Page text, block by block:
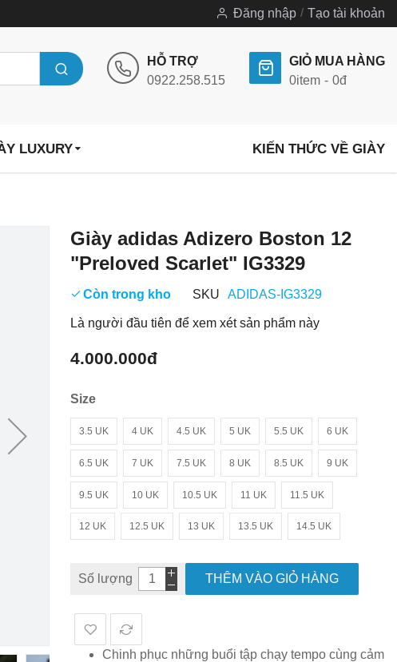
Đăng nhập Tạo tài khoản
HỖ TRỢ
0922.258.515
GIỎ MUA HÀNG
0item 0đ
LUXURY KIẾN THỨC VỀ GIÀY
Giày adidas Adizero Boston 12
"Preloved Scarlet" IG3329
Còn trong kho SKU ADIDAS-IG3329
Là người đầu tiên để xem xét sản phẩm này
4.000.000đ
Size
3.5 UK 4 UK 4.5 UK 5 UK 5.5 UK 6 UK
6.5 UK 7 UK 7.5 UK 8 UK 8.5 UK 9 UK
9.5 UK 10 UK 10.5 UK 11 UK 11.5 UK
12 UK 12.5 UK 13 UK 13.5 UK 14.5 UK
Số lượng THÊM VÀO GIỎ HÀNG
Chinh phục những buổi tập chạy tempo cùng cảm
Chuyển